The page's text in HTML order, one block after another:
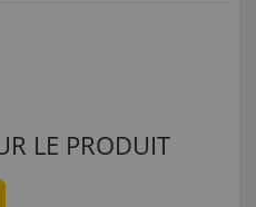
LE PRODUIT